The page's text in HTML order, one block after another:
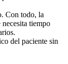
Con todo, la
tiempo
del paciente sin